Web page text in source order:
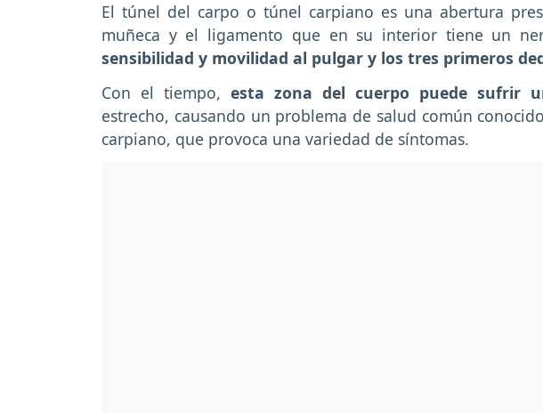
El túnel del carpo o túnel carpiano es una abertura
muñeca y el ligamento que en su interior tiene un
sensibilidad y movilidad al pulgar y los tres primeros
Con el tiempo, esta zona del cuerpo puede sufrir
estrecho, causando un problema de salud común
carpiano, que provoca una variedad de síntomas.